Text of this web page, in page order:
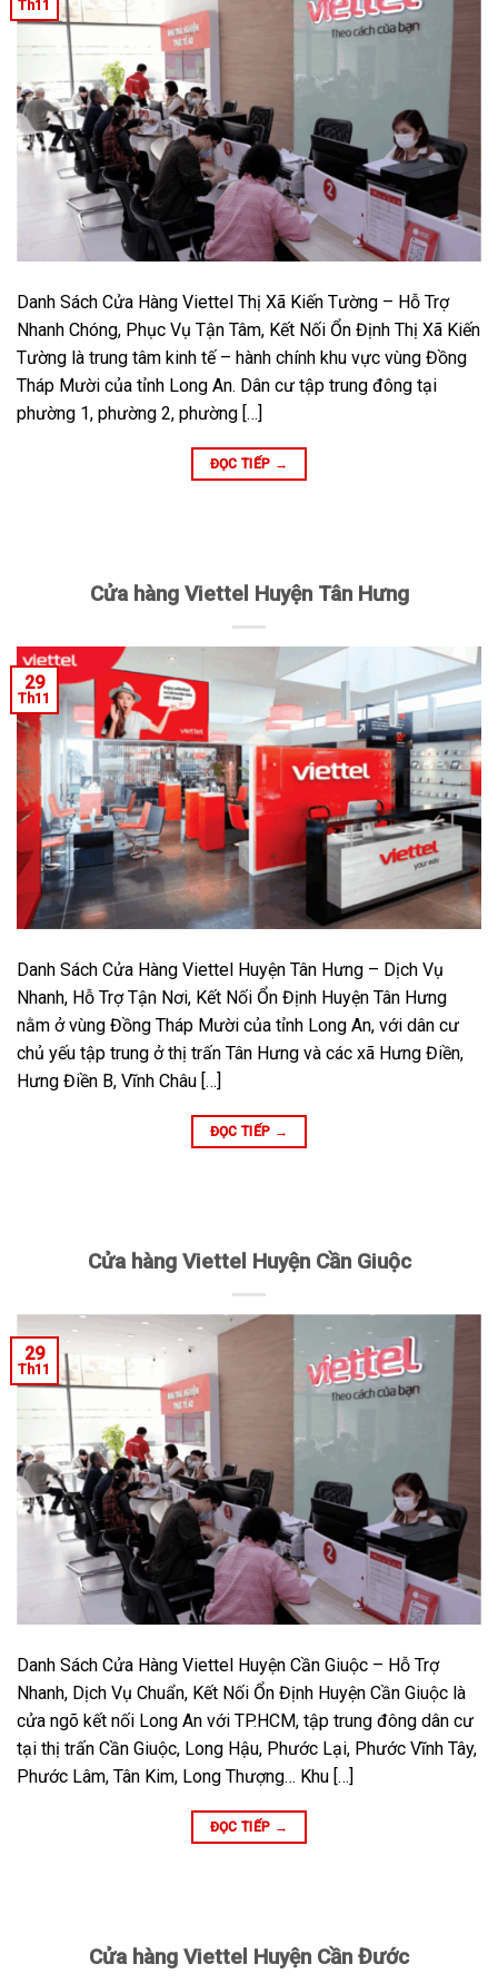
Th11
Danh Sách Cửa Hàng Viettel Thị Xã Kiến Tường – Hỗ Trợ
Nhanh Chóng, Phục Vụ Tận Tâm, Kết Nối Ổn Định Thị Xã Kiến
Tường là trung tâm kinh tế – hành chính khu vực vùng Đồng
Tháp Mười của tỉnh Long An. Dân cư tập trung đông tại
phường 1, phường 2, phường […]
ĐỌC TIẾP →
Cửa hàng Viettel Huyện Tân Hưng
29
Th11
Danh Sách Cửa Hàng Viettel Huyện Tân Hưng – Dịch Vụ
Nhanh, Hỗ Trợ Tận Nơi, Kết Nối Ổn Định Huyện Tân Hưng
nằm ở vùng Đồng Tháp Mười của tỉnh Long An, với dân cư
chủ yếu tập trung ở thị trấn Tân Hưng và các xã Hưng Điền,
Hưng Điền B, Vĩnh Châu […]
ĐỌC TIẾP →
Cửa hàng Viettel Huyện Cần Giuộc
29
Th11
Danh Sách Cửa Hàng Viettel Huyện Cần Giuộc – Hỗ Trợ
Nhanh, Dịch Vụ Chuẩn, Kết Nối Ổn Định Huyện Cần Giuộc là
cửa ngõ kết nối Long An với TP.HCM, tập trung đông dân cư
tại thị trấn Cần Giuộc, Long Hậu, Phước Lại, Phước Vĩnh Tây,
Phước Lâm, Tân Kim, Long Thượng… Khu […]
ĐỌC TIẾP →
Cửa hàng Viettel Huyện Cần Đước